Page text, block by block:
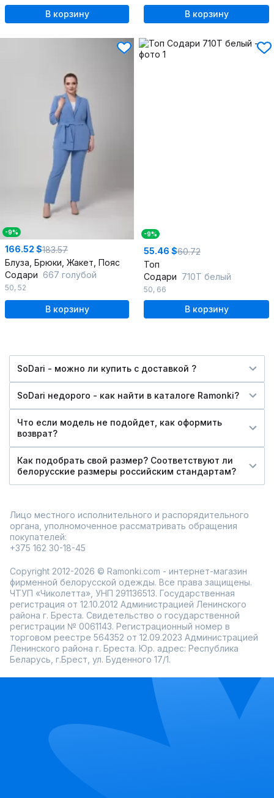
В корзину В корзину
-9%
166.52 $183.57
Блуза, Брюки, Жакет, Пояс
Содари 667 голубой
50, 52
В корзину
-9%
55.46 $60.72
Топ
Содари 710Т белый
50, 66
В корзину
SoDari - можно ли купить c доставкой ?
SoDari недорого - как найти в каталоге Ramonki?
Что если модель не подойдет, как оформить
возврат?
Как подобрать свой размер? Соответствуют ли
белорусские размеры российским стандартам?
Лицо местного исполнительного и распорядительного
органа, уполномоченное рассматривать обращения
покупателей:
+375 162 30-18-45
Copyright 2012-2026 © Ramonki.com - интернет-магазин
фирменной белорусской одежды. Все права защищены.
ЧТУП «Чиколетта», УНП 291136513. Государственная
регистрация от 12.10.2012 Администрацией Ленинского
района г. Бреста. Свидетельство о государственной
регистрации № 0061143. Регистрационный номер в
торговом реестре 564352 от 12.09.2023 Администрацией
Ленинского района г. Бреста. Юр. адрес: Республика
Беларусь, г.Брест, ул. Буденного 17/1.